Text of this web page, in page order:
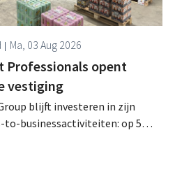
Ma, 03 Aug 2026
Professionals opent
vestiging
blijft investeren in zijn
to-businessactiviteiten: op 5